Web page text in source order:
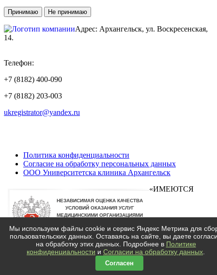
Принимаю Не принимаю
Адрес: Архангельск, ул. Воскресенская,
14.
Телефон:
+7 (8182) 400-090
+7 (8182) 203-003
ukregistrator@yandex.ru
Политика конфиденциальности
Согласие на обработку персональных данных
ООО Университетска клиника Архангельск
«ИМЕЮТСЯ
ПРОТИВОПОКАЗАНИЯ, ТРЕБУЕТСЯ КОНСУЛЬТАЦИЯ
СПЕЦИАЛИСТА»
Техническая поддержка сайта
Мы используем файлы cookie и сервис Яндекс Метрика для
пользовательских данных. Оставаясь на сайте, вы даете
на обработку этих данных. Подробнее в Политике
конфиденциальности и Согласии на обработку данных
Согласен